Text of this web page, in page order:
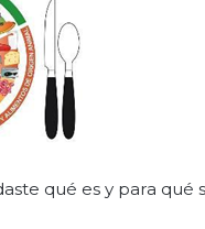
qué es y para